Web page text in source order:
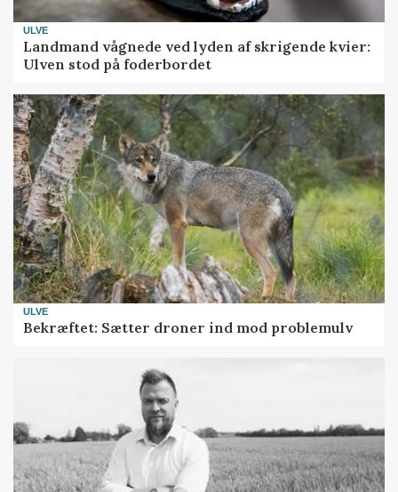
ULVE
Landmand vågnede ved lyden af skrigende kvier:
Ulven stod på foderbordet
ULVE
Bekræftet: Sætter droner ind mod problemulv